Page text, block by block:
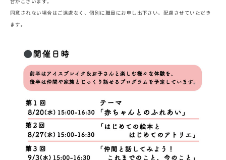
同意されない場合はご遠慮なく、個別に職員にお申し出下さい。配慮させていただき
ます。